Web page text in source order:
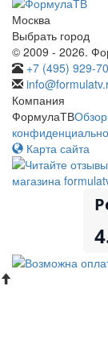
Москва
Выбрать город
© 2009 - 2026.
+7 (495) 929-
Компания
ФормулаТВ
Карта сайта